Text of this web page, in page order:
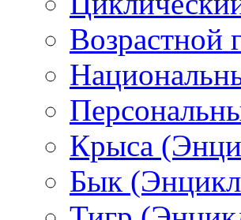
Возрастной
Крыса
Бык